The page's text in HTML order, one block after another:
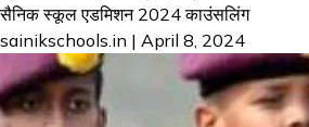
सैनिक स्कूल एडमिशन 2024 काउंसलिंग
sainikschools.in | April 8, 2024